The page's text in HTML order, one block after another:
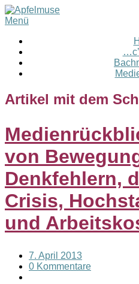
Menü
Artikel mit dem
von
Denkfehlern,
Crisis,
und
7. April 2013
0 Kommentare